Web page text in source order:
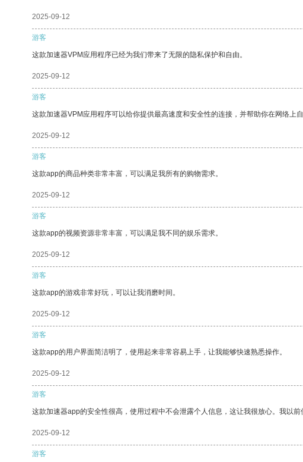
2025-09-12
游客
这款加速器VPM应用程序已经为我们带来了无限的隐私保护和自由。
2025-09-12
游客
这款加速器VPM应用程序可以给你提供最高速度和安全性的连接，并帮助你在网络上自
2025-09-12
游客
这款app的商品种类非常丰富，可以满足我所有的购物需求。
2025-09-12
游客
这款app的视频资源非常丰富，可以满足我不同的娱乐需求。
2025-09-12
游客
这款app的游戏非常好玩，可以让我消磨时间。
2025-09-12
游客
这款app的用户界面简洁明了，使用起来非常容易上手，让我能够快速熟悉操作。
2025-09-12
游客
这款加速器app的安全性很高，使用过程中不会泄露个人信息，这让我很放心。我以
2025-09-12
游客